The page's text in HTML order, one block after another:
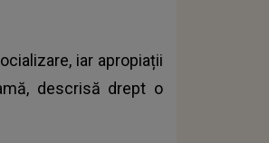
iar apropiații
descrisă drept o